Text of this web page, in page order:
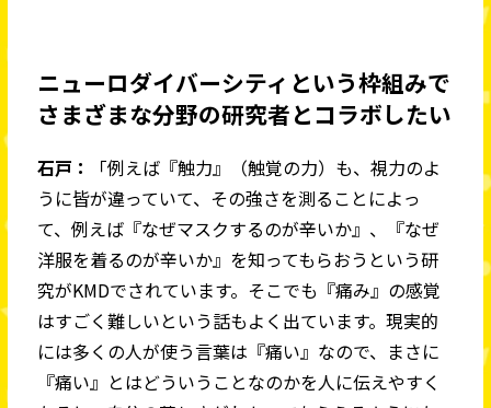
ニューロダイバーシティという枠組みで
さまざまな分野の研究者とコラボしたい
石戸：
「例えば『触力』（触覚の力）も、視力のよ
うに皆が違っていて、その強さを測ることによっ
て、例えば『なぜマスクするのが辛いか』、『なぜ
洋服を着るのが辛いか』を知ってもらおうという研
究がKMDでされています。そこでも『痛み』の感覚
はすごく難しいという話もよく出ています。現実的
には多くの人が使う言葉は『痛い』なので、まさに
『痛い』とはどういうことなのかを人に伝えやすく